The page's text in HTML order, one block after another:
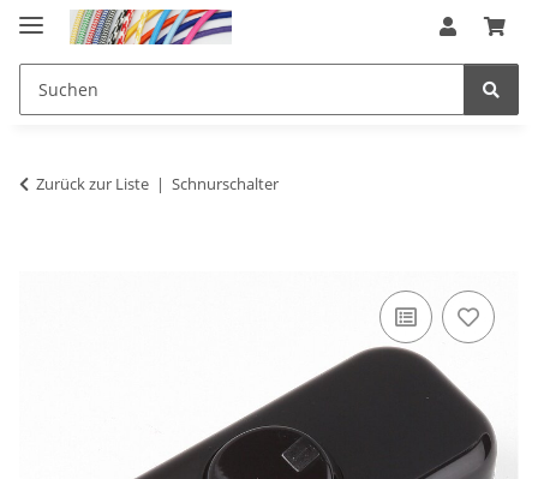
Zurück zur Liste Schnurschalter